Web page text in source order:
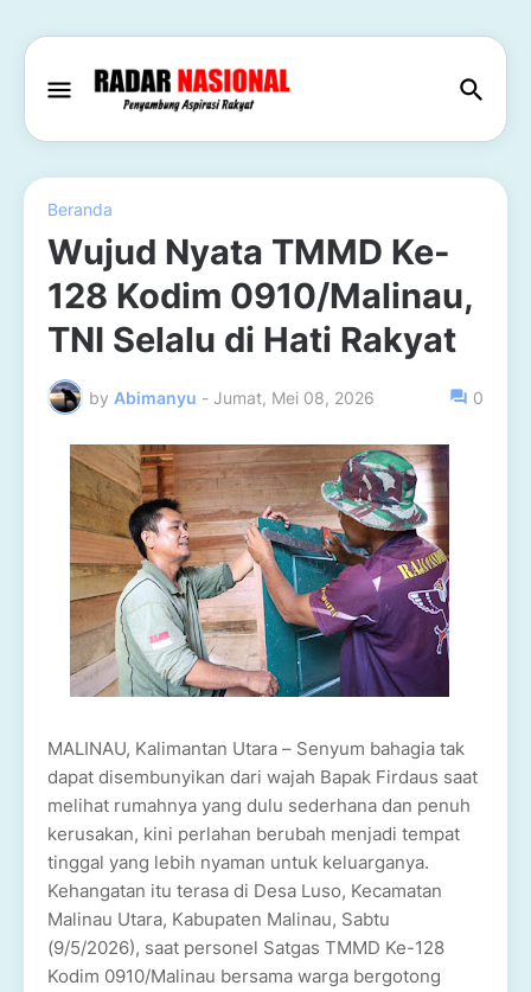
Beranda
Wujud Nyata TMMD Ke-
128 Kodim 0910/Malinau,
TNI Selalu di Hati Rakyat
by Abimanyu - Jumat, Mei 08, 2026 0
MALINAU, Kalimantan Utara – Senyum bahagia tak
dapat disembunyikan dari wajah Bapak Firdaus saat
melihat rumahnya yang dulu sederhana dan penuh
kerusakan, kini perlahan berubah menjadi tempat
tinggal yang lebih nyaman untuk keluarganya.
Kehangatan itu terasa di Desa Luso, Kecamatan
Malinau Utara, Kabupaten Malinau, Sabtu
(9/5/2026), saat personel Satgas TMMD Ke-128
Kodim 0910/Malinau bersama warga bergotong